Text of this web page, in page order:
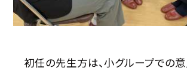
初任の先生方は、小グループでの